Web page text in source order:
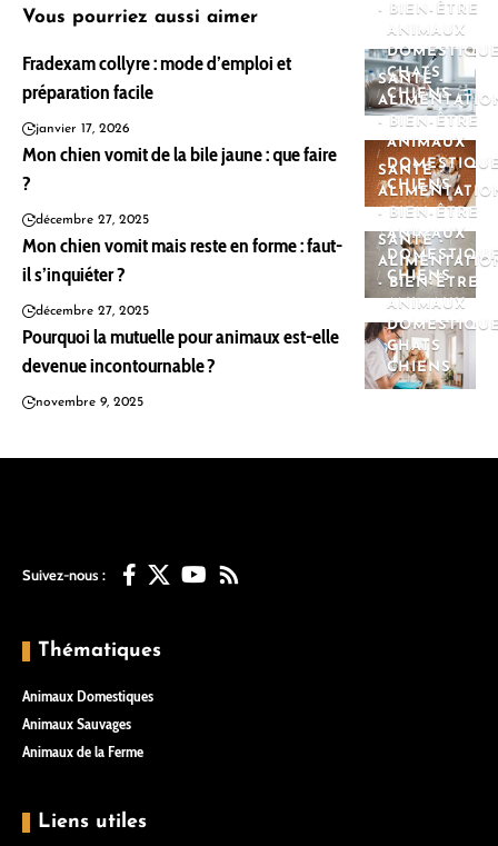
Vous pourriez aussi aimer
- BIEN-ÊTRE
ANIMAUX
CHATS
CHIENS
Fradexam collyre : mode d’emploi et
préparation facile
janvier 17, 2026
SANTÉ -
- BIEN-ÊTRE
ANIMAUX
CHIENS
Mon chien vomit de la bile jaune : que faire
?
décembre 27, 2025
SANTÉ -
- BIEN-ÊTRE
ANIMAUX
CHIENS
Mon chien vomit mais reste en forme : faut-
il s’inquiéter ?
décembre 27, 2025
SANTÉ -
- BIEN-ÊTRE
ANIMAUX
CHATS
CHIENS
Pourquoi la mutuelle pour animaux est-elle
devenue incontournable ?
novembre 9, 2025
Suivez-nous :
Thématiques
Animaux Domestiques
Animaux Sauvages
Animaux de la Ferme
Liens utiles